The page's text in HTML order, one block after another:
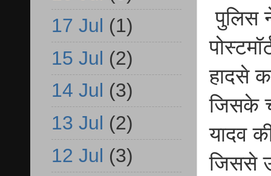
पुलिस
हादसे
जिसके
यादव
जिससे
17 Jul (1)
15 Jul (2)
14 Jul (3)
13 Jul (2)
12 Jul (3)